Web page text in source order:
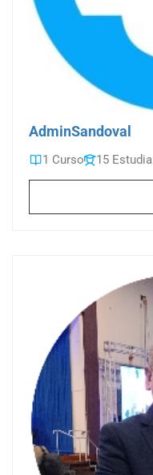
AdminSandoval
1 Curso 15